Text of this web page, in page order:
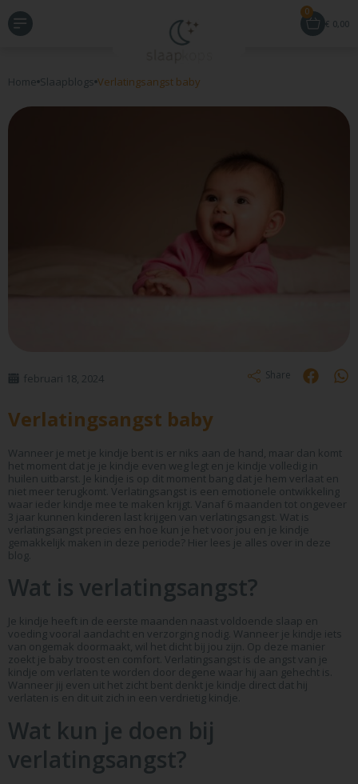
€ 0,00
0
Home Slaapblogs Verlatingsangst baby
februari 18, 2024 Share
Verlatingsangst baby
Wanneer je met je kindje bent is er niks aan de hand, maar dan komt
het moment dat je je kindje even weg legt en je kindje volledig in
huilen uitbarst. Je kindje is op dit moment bang dat je hem verlaat en
niet meer terugkomt. Verlatingsangst is een emotionele ontwikkeling
waar ieder kindje mee te maken krijgt. Vanaf 6 maanden tot ongeveer
3 jaar kunnen kinderen last krijgen van verlatingsangst. Wat is
verlatingsangst precies en hoe kun je het voor jou en je kindje
gemakkelijk maken in deze periode? Hier lees je alles over in deze
blog.
Wat is verlatingsangst?
Je kindje heeft in de eerste maanden naast voldoende slaap en
voeding vooral aandacht en verzorging nodig. Wanneer je kindje iets
van ongemak doormaakt, wil het dicht bij jou zijn. Op deze manier
zoekt je baby troost en comfort. Verlatingsangst is de angst van je
kindje om verlaten te worden door degene waar hij aan gehecht is.
Wanneer jij even uit het zicht bent denkt je kindje direct dat hij
verlaten is en dit uit zich in een verdrietig kindje.
Wat kun je doen bij
verlatingsangst?